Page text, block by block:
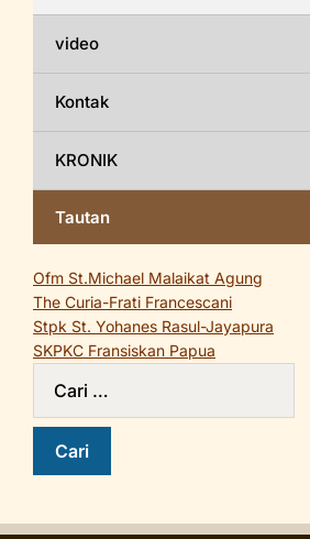
video
Kontak
KRONIK
Tautan
Ofm St.Michael Malaikat Agung
The Curia-Frati Francescani
Stpk St. Yohanes Rasul-Jayapura
SKPKC Fransiskan Papua